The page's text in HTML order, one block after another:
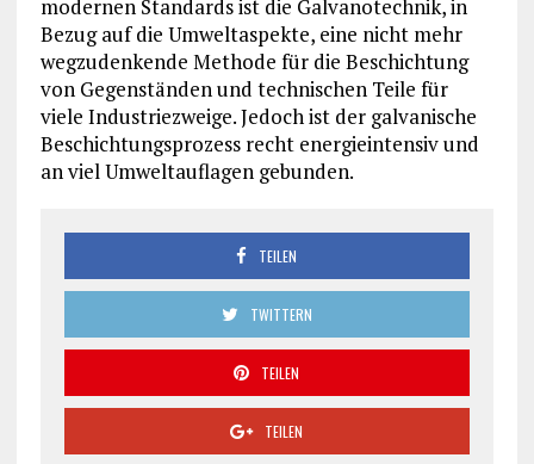
modernen Standards ist die Galvanotechnik, in
Bezug auf die Umweltaspekte, eine nicht mehr
wegzudenkende Methode für die Beschichtung
von Gegenständen und technischen Teile für
viele Industriezweige. Jedoch ist der galvanische
Beschichtungsprozess recht energieintensiv und
an viel Umweltauflagen gebunden.
TEILEN
TWITTERN
TEILEN
TEILEN